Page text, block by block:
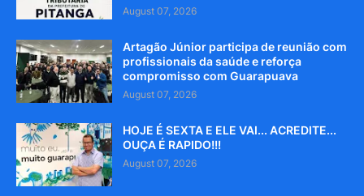
August 07, 2026
Artagão Júnior participa de reunião com
profissionais da saúde e reforça
compromisso com Guarapuava
August 07, 2026
HOJE É SEXTA E ELE VAI... ACREDITE...
OUÇA É RAPIDO!!!
August 07, 2026